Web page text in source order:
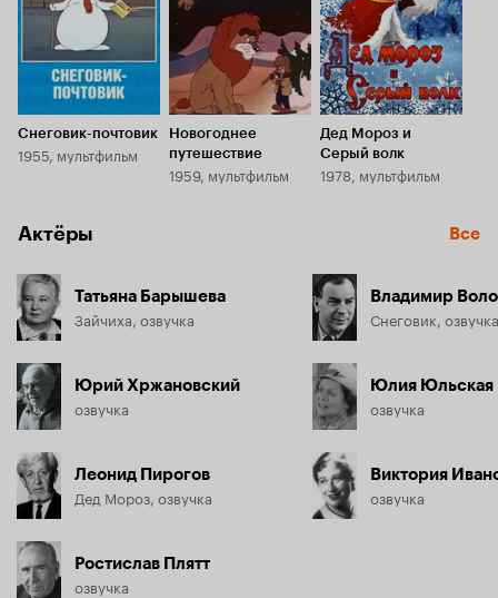
Снеговик-почтовик
1955, мультфильм
Новогоднее
путешествие
1959, мультфильм
Дед Мороз и
Серый волк
1978, мультфильм
Актёры Все
Татьяна Барышева
Зайчиха, озвучка
Юрий Хржановский
озвучка
Леонид Пирогов
Дед Мороз, озвучка
Ростислав Плятт
озвучка
Владимир
Снеговик, озвучка
Юлия Юльская
озвучка
Виктория
озвучка